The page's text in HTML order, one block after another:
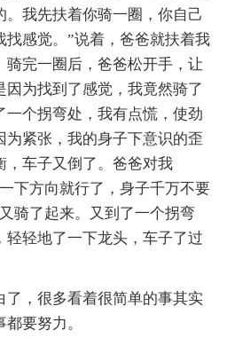
我先扶着你骑一圈，你自己
找感觉。”说着，爸爸就扶着我
骑完一圈后，爸爸松开手，让
为找到了感觉，我竟然骑了
一个拐弯处，我有点慌，使劲
为紧张，我的身子下意识的歪
，车子又倒了。爸爸对我
下方向就行了，身子千万不要
骑了起来。又到了一个拐弯
轻轻地了一下龙头，车子了过
了，很多看着很简单的事其实
要努力。